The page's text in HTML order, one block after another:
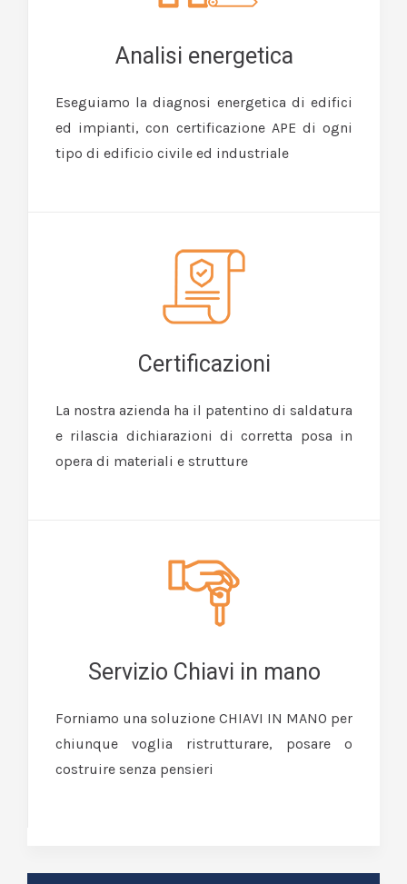
Analisi energetica
Eseguiamo la diagnosi energetica di edifici
ed impianti, con certificazione APE di ogni
tipo di edificio civile ed industriale
Certificazioni
La nostra azienda ha il patentino di saldatura
e rilascia dichiarazioni di corretta posa in
opera di materiali e strutture
Servizio Chiavi in mano
Forniamo una soluzione CHIAVI IN MANO per
chiunque voglia ristrutturare, posare o
costruire senza pensieri